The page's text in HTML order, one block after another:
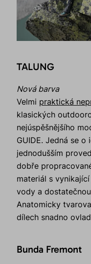
TALUNG
Nová barva
Velmi praktická
klasických
nejúspěšnějšího
GUIDE. Jedná se
jednodušším
dobře
materiál s
vody a
Anatomicky
dílech snadno
Bunda Fremont